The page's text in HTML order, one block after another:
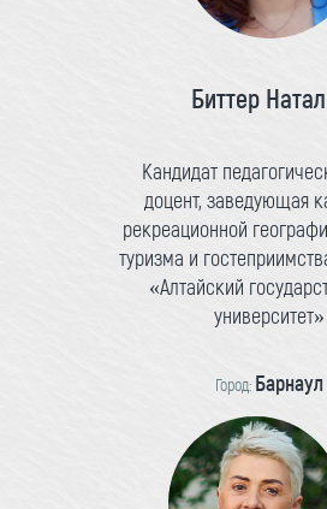
Биттер
Кандидат
доцент, заведующая
рекреационной
туризма и
«Алтайский
университет»
Город: Барнаул